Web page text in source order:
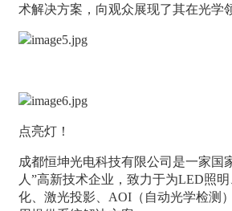
术解决方案，向观众展现了其在光学
点亮灯！
成都恒坤光电科技有限公司是一家国
人”高新技术企业，致力于为LED照
化、激光投影、AOI（自动光学检测